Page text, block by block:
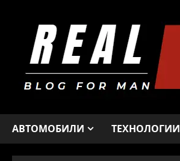
АВТОМОБИЛИ ТЕХНОЛОГИИ